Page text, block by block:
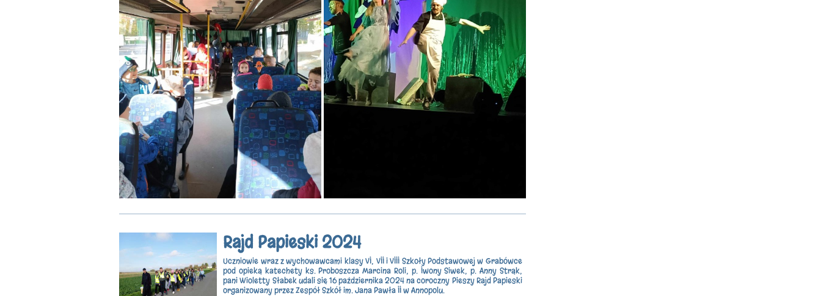
Rajd Papieski 2024
Uczniowie wraz z wychowawcami klasy VI, VII i VIII Szkoły Podstawowej w Grabówce
pod opieką katechety ks. Proboszcza Marcina Roli, p. Iwony Siwek, p. Anny Strąk,
pani Wioletty Słabek udali się 16 października 2024 na coroczny Pieszy Rajd Papieski
organizowany przez Zespół Szkół im. Jana Pawła II w Annopolu.